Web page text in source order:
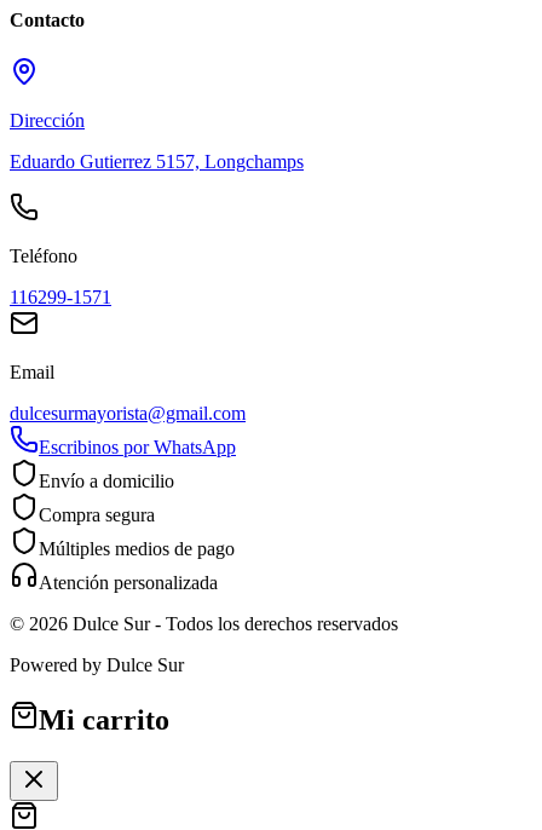
Contacto
Dirección
Eduardo Gutierrez 5157, Longchamps
Teléfono
116299-1571
Email
dulcesurmayorista@gmail.com
Escribinos por WhatsApp
Envío a domicilio
Compra segura
Múltiples medios de pago
Atención personalizada
© 2026 Dulce Sur- Todos los derechos reservados
Powered by Dulce Sur
Mi carrito